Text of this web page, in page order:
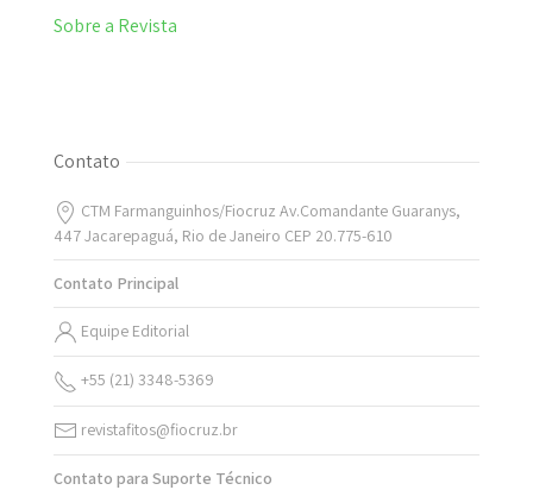
Sobre a Revista
Contato
CTM Farmanguinhos/Fiocruz Av.Comandante Guaranys,
447 Jacarepaguá, Rio de Janeiro CEP 20.775-610
Contato Principal
Equipe Editorial
+55 (21) 3348-5369
revistafitos@fiocruz.br
Contato para Suporte Técnico